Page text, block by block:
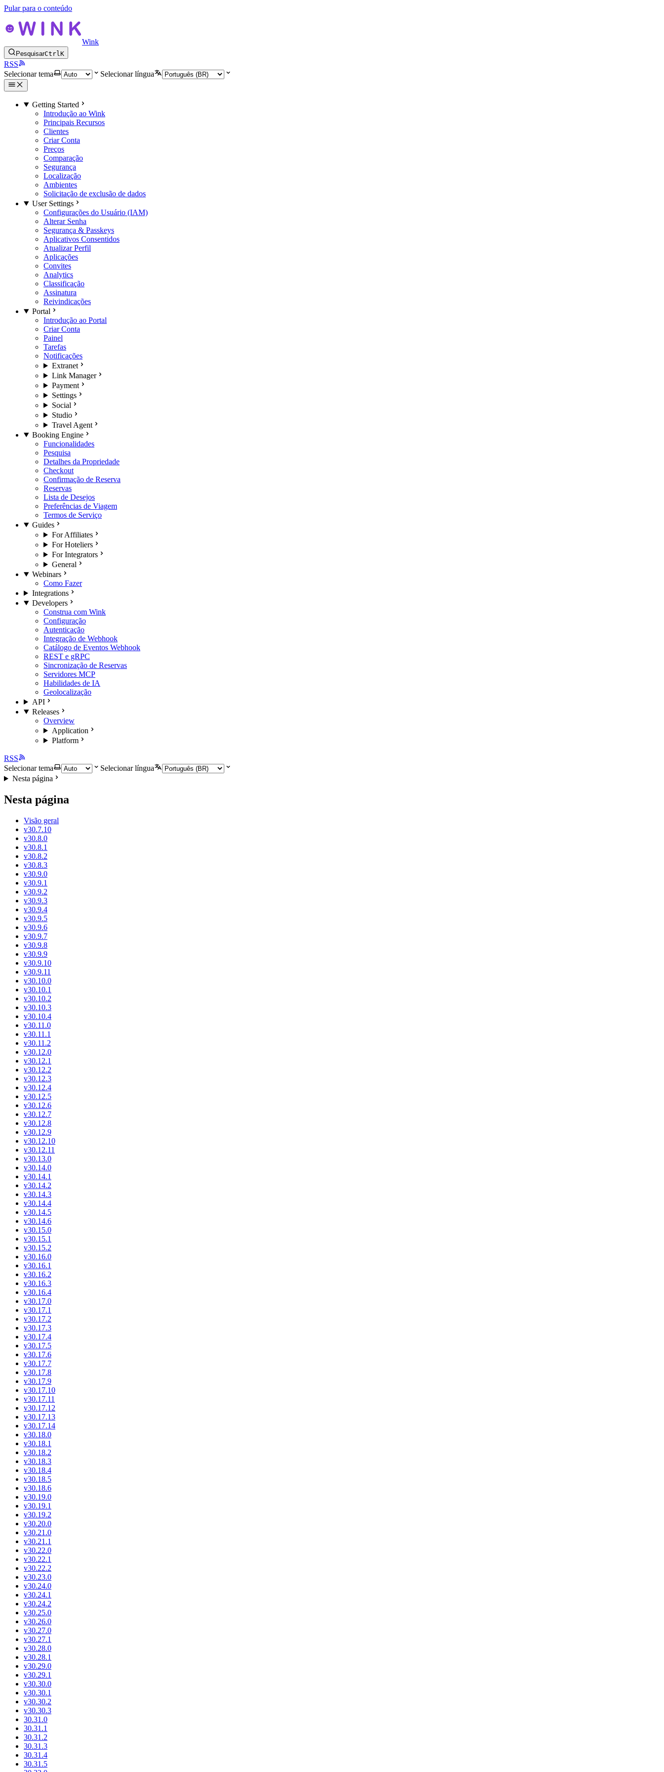
Pular para o conteúdo
Wink
PesquisarCtrlK
RSS
Selecionar tema
Selecionar língua
Getting Started
Introdução ao Wink
Principais Recursos
Clientes
Criar Conta
Preços
Comparação
Segurança
Localização
Ambientes
Solicitação de exclusão de dados
User Settings
Configurações do Usuário (IAM)
Alterar Senha
Segurança & Passkeys
Aplicativos Consentidos
Atualizar Perfil
Aplicações
Convites
Analytics
Classificação
Assinatura
Reivindicações
Portal
Introdução ao Portal
Criar Conta
Painel
Tarefas
Notificações
Extranet
Link Manager
Payment
Settings
Social
Studio
Travel Agent
Booking Engine
Funcionalidades
Pesquisa
Detalhes da Propriedade
Checkout
Confirmação de Reserva
Reservas
Lista de Desejos
Preferências de Viagem
Termos de Serviço
Guides
For Affiliates
For Hoteliers
For Integrators
General
Webinars
Como Fazer
Integrations
Developers
Construa com Wink
Configuração
Autenticação
Integração de Webhook
Catálogo de Eventos Webhook
REST e gRPC
Sincronização de Reservas
Servidores MCP
Habilidades de IA
Geolocalização
API
Releases
Overview
Application
Platform
RSS
Selecionar tema
Selecionar língua
Nesta página
Nesta página
Visão geral
v30.7.10
v30.8.0
v30.8.1
v30.8.2
v30.8.3
v30.9.0
v30.9.1
v30.9.2
v30.9.3
v30.9.4
v30.9.5
v30.9.6
v30.9.7
v30.9.8
v30.9.9
v30.9.10
v30.9.11
v30.10.0
v30.10.1
v30.10.2
v30.10.3
v30.10.4
v30.11.0
v30.11.1
v30.11.2
v30.12.0
v30.12.1
v30.12.2
v30.12.3
v30.12.4
v30.12.5
v30.12.6
v30.12.7
v30.12.8
v30.12.9
v30.12.10
v30.12.11
v30.13.0
v30.14.0
v30.14.1
v30.14.2
v30.14.3
v30.14.4
v30.14.5
v30.14.6
v30.15.0
v30.15.1
v30.15.2
v30.16.0
v30.16.1
v30.16.2
v30.16.3
v30.16.4
v30.17.0
v30.17.1
v30.17.2
v30.17.3
v30.17.4
v30.17.5
v30.17.6
v30.17.7
v30.17.8
v30.17.9
v30.17.10
v30.17.11
v30.17.12
v30.17.13
v30.17.14
v30.18.0
v30.18.1
v30.18.2
v30.18.3
v30.18.4
v30.18.5
v30.18.6
v30.19.0
v30.19.1
v30.19.2
v30.20.0
v30.21.0
v30.21.1
v30.22.0
v30.22.1
v30.22.2
v30.23.0
v30.24.0
v30.24.1
v30.24.2
v30.25.0
v30.26.0
v30.27.0
v30.27.1
v30.28.0
v30.28.1
v30.29.0
v30.29.1
v30.30.0
v30.30.1
v30.30.2
v30.30.3
30.31.0
30.31.1
30.31.2
30.31.3
30.31.4
30.31.5